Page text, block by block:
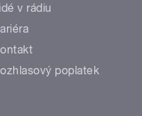
v rádiu
poplatek